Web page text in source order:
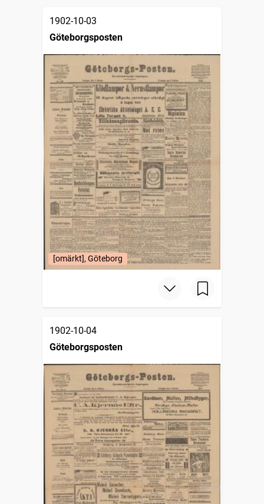
1902-10-03
Göteborgsposten
[omärkt], Göteborg
1902-10-04
Göteborgsposten